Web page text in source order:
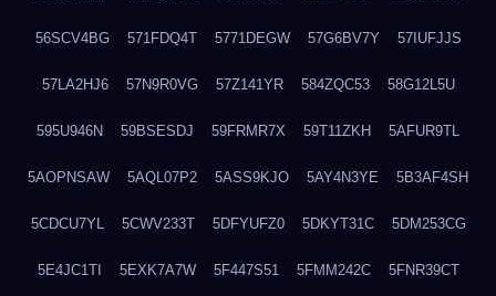
56SCV4BG 571FDQ4T 5771DEGW 57G6BV7Y 57IUFJJS
57LA2HJ6 57N9R0VG 57Z141YR 584ZQC53 58G12L5U
595U946N 59BSESDJ 59FRMR7X 59T11ZKH 5AFUR9TL
5AOPNSAW 5AQL07P2 5ASS9KJO 5AY4N3YE 5B3AF4SH
5CDCU7YL 5CWV233T 5DFYUFZ0 5DKYT31C 5DM253CG
5E4JC1TI 5EXK7A7W 5F447S51 5FMM242C 5FNR39CT